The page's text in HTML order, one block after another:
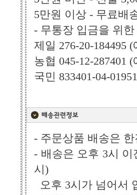
5만원 이상 - 무료배
- 무통장 입금을 위
제일 276-20-184495
농협 045-12-287401
국민 833401-04-
- 주문상품 배송은
- 배송은 오후 3시
시)
오후 3시가 넘어서